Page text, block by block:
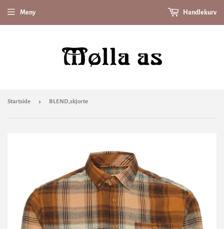
Meny Handlekurv
Startside › BLEND,skjorte